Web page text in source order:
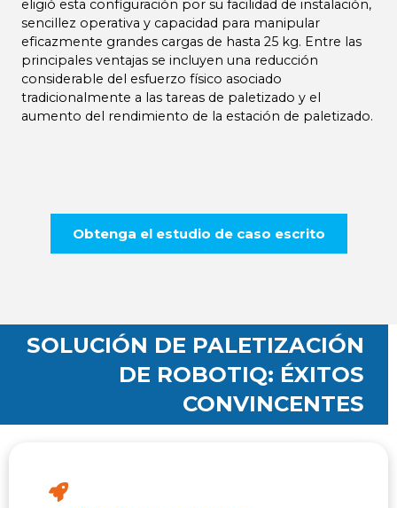
eligió esta configuración por su facilidad de instalación,
sencillez operativa y capacidad para manipular
eficazmente grandes cargas de hasta 25 kg. Entre las
principales ventajas se incluyen una reducción
considerable del esfuerzo físico asociado
tradicionalmente a las tareas de paletizado y el
aumento del rendimiento de la estación de paletizado.
Obtenga el estudio de caso escrito
SOLUCIÓN DE PALETIZACIÓN
DE ROBOTIQ: ÉXITOS
CONVINCENTES